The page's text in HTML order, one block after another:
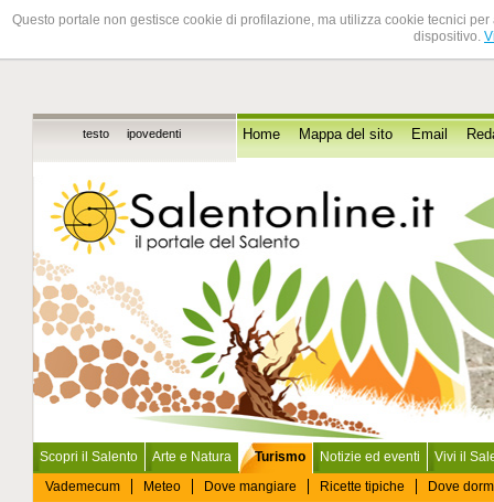
Questo portale non gestisce cookie di profilazione, ma utilizza cookie tecnici
dispositivo.
testo ipovedenti Home Mappa del sito Email
Scopri il Salento Arte e Natura
Turismo
Vademecum
Meteo Dove mangiare Ricette tipiche Dove
Notizie ed eventi Vivi il